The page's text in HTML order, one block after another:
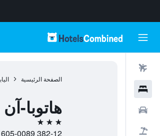
الصفحة الرئيسية
هاتوبا-
3 نجوم
382-12 Moto-Cho Yamato-Oji Higashi-Iru, 605-0089, كيوتو, محافظة كيوتو, اليابان